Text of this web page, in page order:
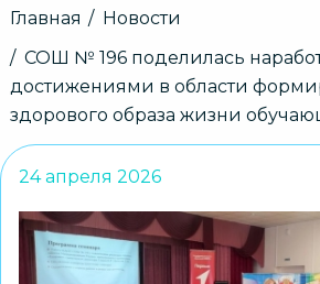
Строка
Главная
Новости
СОШ № 196 поделилась
достижениями в области
здорового образа жизни
24 апреля 2026